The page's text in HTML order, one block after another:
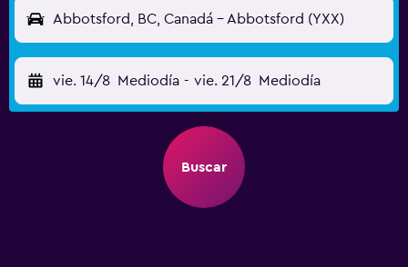
Abbotsford, BC, Canadá - Abbotsford (YXX)
vie. 14/8 Mediodía - vie. 21/8 Mediodía
Buscar